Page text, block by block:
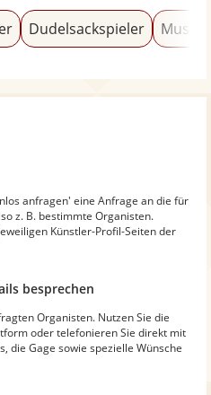
Dudelsackspieler
anfragen' eine Anfrage an die für
z. B. bestimmte Organisten.
Künstler-Profil-Seiten der
besprechen
Organisten. Nutzen Sie die
oder telefonieren Sie direkt mit
die Gage sowie spezielle Wünsche